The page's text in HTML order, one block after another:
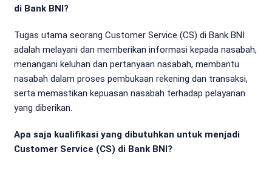
di Bank BNI?
Tugas utama seorang Customer Service (CS) di Bank BNI
adalah melayani dan memberikan informasi kepada nasabah,
menangani keluhan dan pertanyaan nasabah, membantu
nasabah dalam proses pembukaan rekening dan transaksi,
serta memastikan kepuasan nasabah terhadap pelayanan
yang diberikan.
Apa saja kualifikasi yang dibutuhkan untuk menjadi
Customer Service (CS) di Bank BNI?